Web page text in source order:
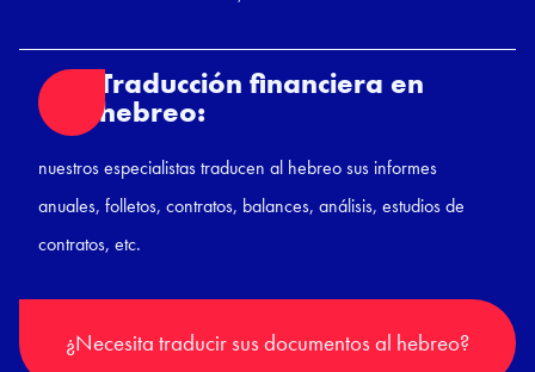
Traducción financiera en
hebreo:
nuestros especialistas traducen al hebreo sus informes
anuales, folletos, contratos, balances, análisis, estudios de
contratos, etc.
¿Necesita traducir sus documentos al hebreo?